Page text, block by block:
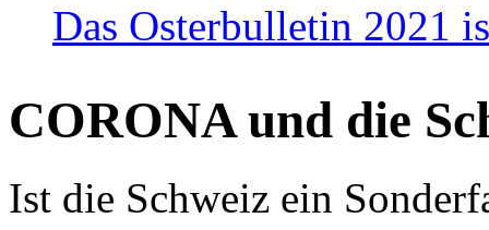
Das Osterbulletin 2021
CORONA und die
Ist die Schweiz ein